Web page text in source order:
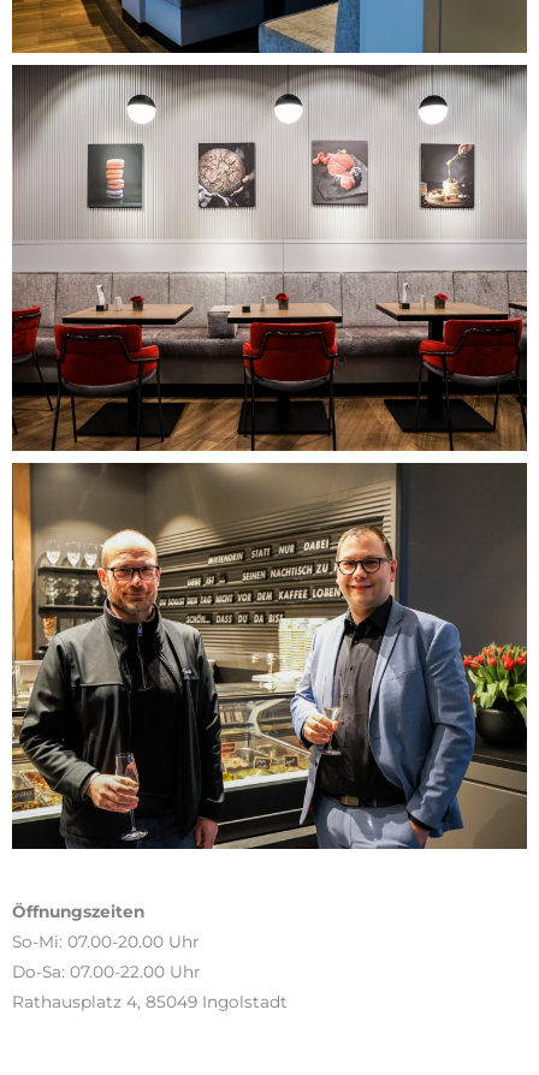
Öffnungszeiten
So-Mi: 07.00-20.00 Uhr
Do-Sa: 07.00-22.00 Uhr
Rathausplatz 4, 85049 Ingolstadt